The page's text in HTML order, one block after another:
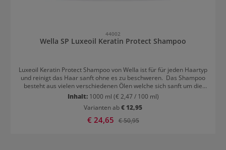
44002
Wella SP Luxeoil Keratin Protect Shampoo
Luxeoil Keratin Protect Shampoo von Wella ist für für jeden Haartyp
und reinigt das Haar sanft ohne es zu beschweren. Das Shampoo
besteht aus vielen verschiedenen Ölen welche sich sanft um die
Haare legen und diese schonend reinigen. Durch die hochwertigen
Öle erhalten Ihre Haare einen intensiven seidigen Glanz. Absolutes
Highlight: Das Shampoo ist angereichert mit dem unverkennbaren
Duft der SP LuxeOil Collection. Anwendung des Keratin Protect
Inhalt: 1000 ml (€ 2,47 / 100 ml)
Varianten ab€ 12,95
Verkaufspreis:
€ 24,65 Regulärer Preis:
€ 50,95